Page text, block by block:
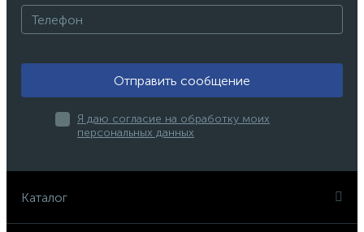
Отправить сообщение
Я даю согласие на обработку моих
персональных данных
Каталог